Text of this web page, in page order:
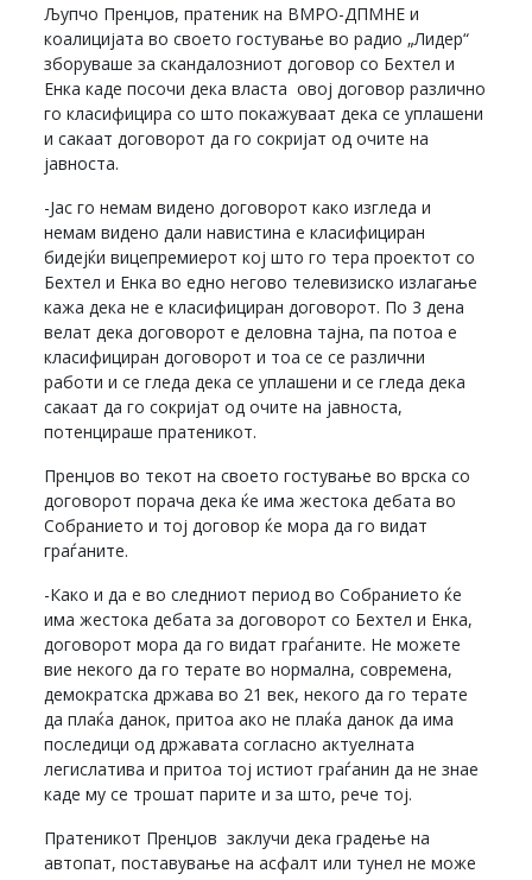
Љупчо Пренџов, пратеник на ВМРО-ДПМНЕ и
коалицијата во своето гостување во радио „Лидер“
зборуваше за скандалозниот договор со Бехтел и
Енка каде посочи дека власта овој договор различно
го класифицира со што покажуваат дека се уплашени
и сакаат договорот да го сокријат од очите на
јавноста.
-Јас го немам видено договорот како изгледа и
немам видено дали навистина е класифициран
бидејќи вицепремиерот кој што го тера проектот со
Бехтел и Енка во едно негово телевизиско излагање
кажа дека не е класифициран договорот. По 3 дена
велат дека договорот е деловна тајна, па потоа е
класифициран договорот и тоа се се различни
работи и се гледа дека се уплашени и се гледа дека
сакаат да го сокријат од очите на јавноста,
потенцираше пратеникот.
Пренџов во текот на своето гостување во врска со
договорот порача дека ќе има жестока дебата во
Собранието и тој договор ќе мора да го видат
граѓаните.
-Како и да е во следниот период во Собранието ќе
има жестока дебата за договорот со Бехтел и Енка,
договорот мора да го видат граѓаните. Не можете
вие некого да го терате во нормална, современа,
демократска држава во 21 век, некого да го терате
да плаќа данок, притоа ако не плаќа данок да има
последици од државата согласно актуелната
легислатива и притоа тој истиот граѓанин да не знае
каде му се трошат парите и за што, рече тој.
Пратеникот Пренџов заклучи дека градење на
автопат, поставување на асфалт или тунел не може